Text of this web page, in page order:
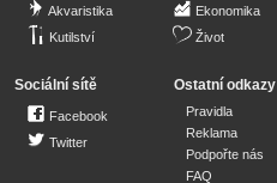
Akvaristika
Kutilství
Ekonomika
Život
Sociální sítě
Facebook
Twitter
Ostatní odkazy
Pravidla
Reklama
Podpořte nás
FAQ